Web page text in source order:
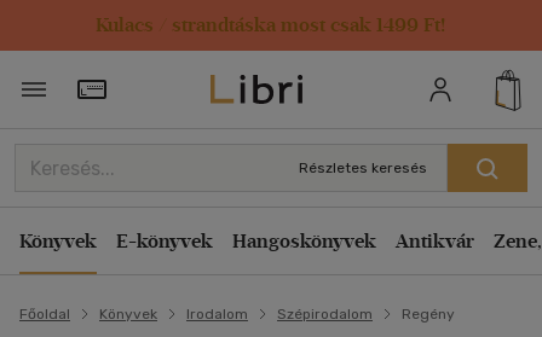
Kulacs / strandtáska most csak 1499 Ft!
Törzsvásárlói Kártya adatai
Részletes keresés
Könyvek E-könyvek Hangoskönyvek Antikvár
Főoldal Könyvek Irodalom Szépirodalom Regény